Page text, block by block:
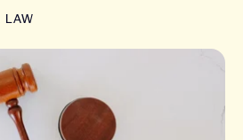
LAW